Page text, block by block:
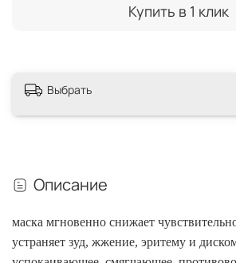
Купить в 1 клик
Выбрать
Описание
маска мгновенно снижает
устраняет зуд, жжение, эритему и